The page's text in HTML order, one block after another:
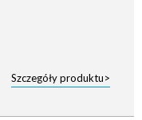
Szczegóły produktu>